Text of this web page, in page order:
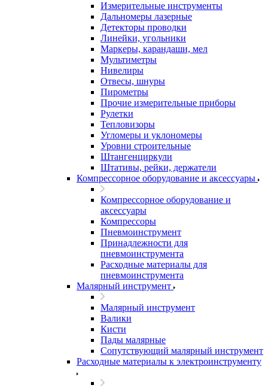
Измерительные инструменты
Дальномеры лазерные
Детекторы проводки
Линейки, угольники
Маркеры, карандаши, мел
Мультиметры
Нивелиры
Отвесы, шнуры
Пирометры
Прочие измерительные приборы
Рулетки
Тепловизоры
Угломеры и уклономеры
Уровни строительные
Штангенциркули
Штативы, рейки, держатели
Компрессорное оборудование и аксессуары
Компрессорное оборудование и
аксессуары
Компрессоры
Пневмоинструмент
Принадлежности для
пневмоинструмента
Расходные материалы для
пневмоинструмента
Малярный инструмент
Малярный инструмент
Валики
Кисти
Пады малярные
Сопутствующий малярный инструмент
Расходные материалы к электроинструменту